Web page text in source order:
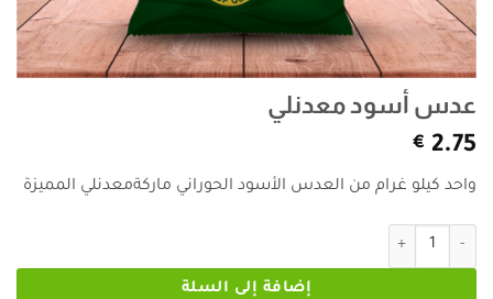
عدس أسود معدنلي
2.75
€
واحد كيلو غرام من العدس الأسود الحوراني ماركةمعدنلي المميزة
كمية عدس أسود معدنلي
إضافة إلى السلة